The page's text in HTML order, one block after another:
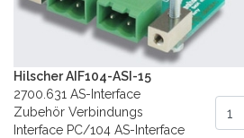
Hilscher AIF104-ASI-15
2700.631 AS-Interface
Zubehör Verbindungs
Interface PC/104 AS-Interface